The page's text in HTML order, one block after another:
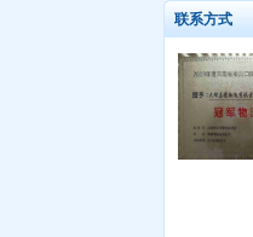
联系方式